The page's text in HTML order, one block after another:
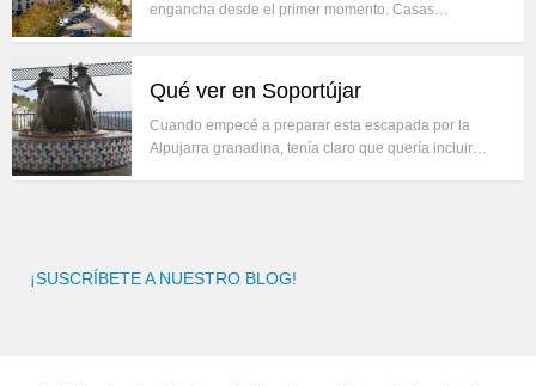
engancha desde el primer momento. Casas…
Qué ver en Soportújar
Cuando empecé a preparar esta escapada por la
Alpujarra granadina, tenía claro que quería incluir…
¡SUSCRÍBETE A NUESTRO BLOG!